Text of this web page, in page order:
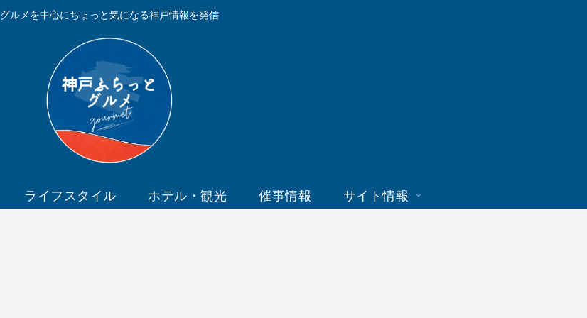
グルメを中心にちょっと気になる神戸情報を発信
ライフスタイル ホテル・観光 催事情報 サイト情報